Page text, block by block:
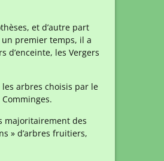
et d’autre part
un premier temps, il a
d’enceinte, les Vergers
arbres choisis par le
majoritairement des
» d’arbres fruitiers,